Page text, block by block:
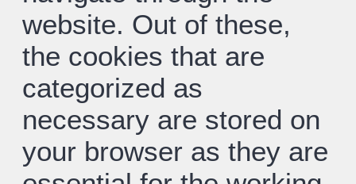
website. Out of these,
the cookies that are
categorized as
necessary are stored on
your browser as they are